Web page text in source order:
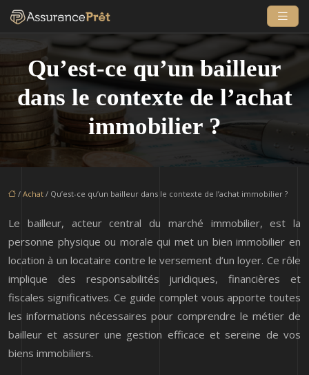
Qu’est-ce qu’un bailleur
dans le contexte de l’achat
immobilier ?
/ Achat / Qu’est-ce qu’un bailleur dans le contexte de l’achat immobilier ?
Le bailleur, acteur central du marché immobilier, est la
personne physique ou morale qui met un bien immobilier en
location à un locataire contre le versement d’un loyer. Ce rôle
implique des responsabilités juridiques, financières et
fiscales significatives. Ce guide complet vous apporte toutes
les informations nécessaires pour comprendre le métier de
bailleur et assurer une gestion efficace et sereine de vos
biens immobiliers.